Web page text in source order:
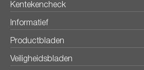
Kentekencheck
Informatief
Productbladen
Veiligheidsbladen